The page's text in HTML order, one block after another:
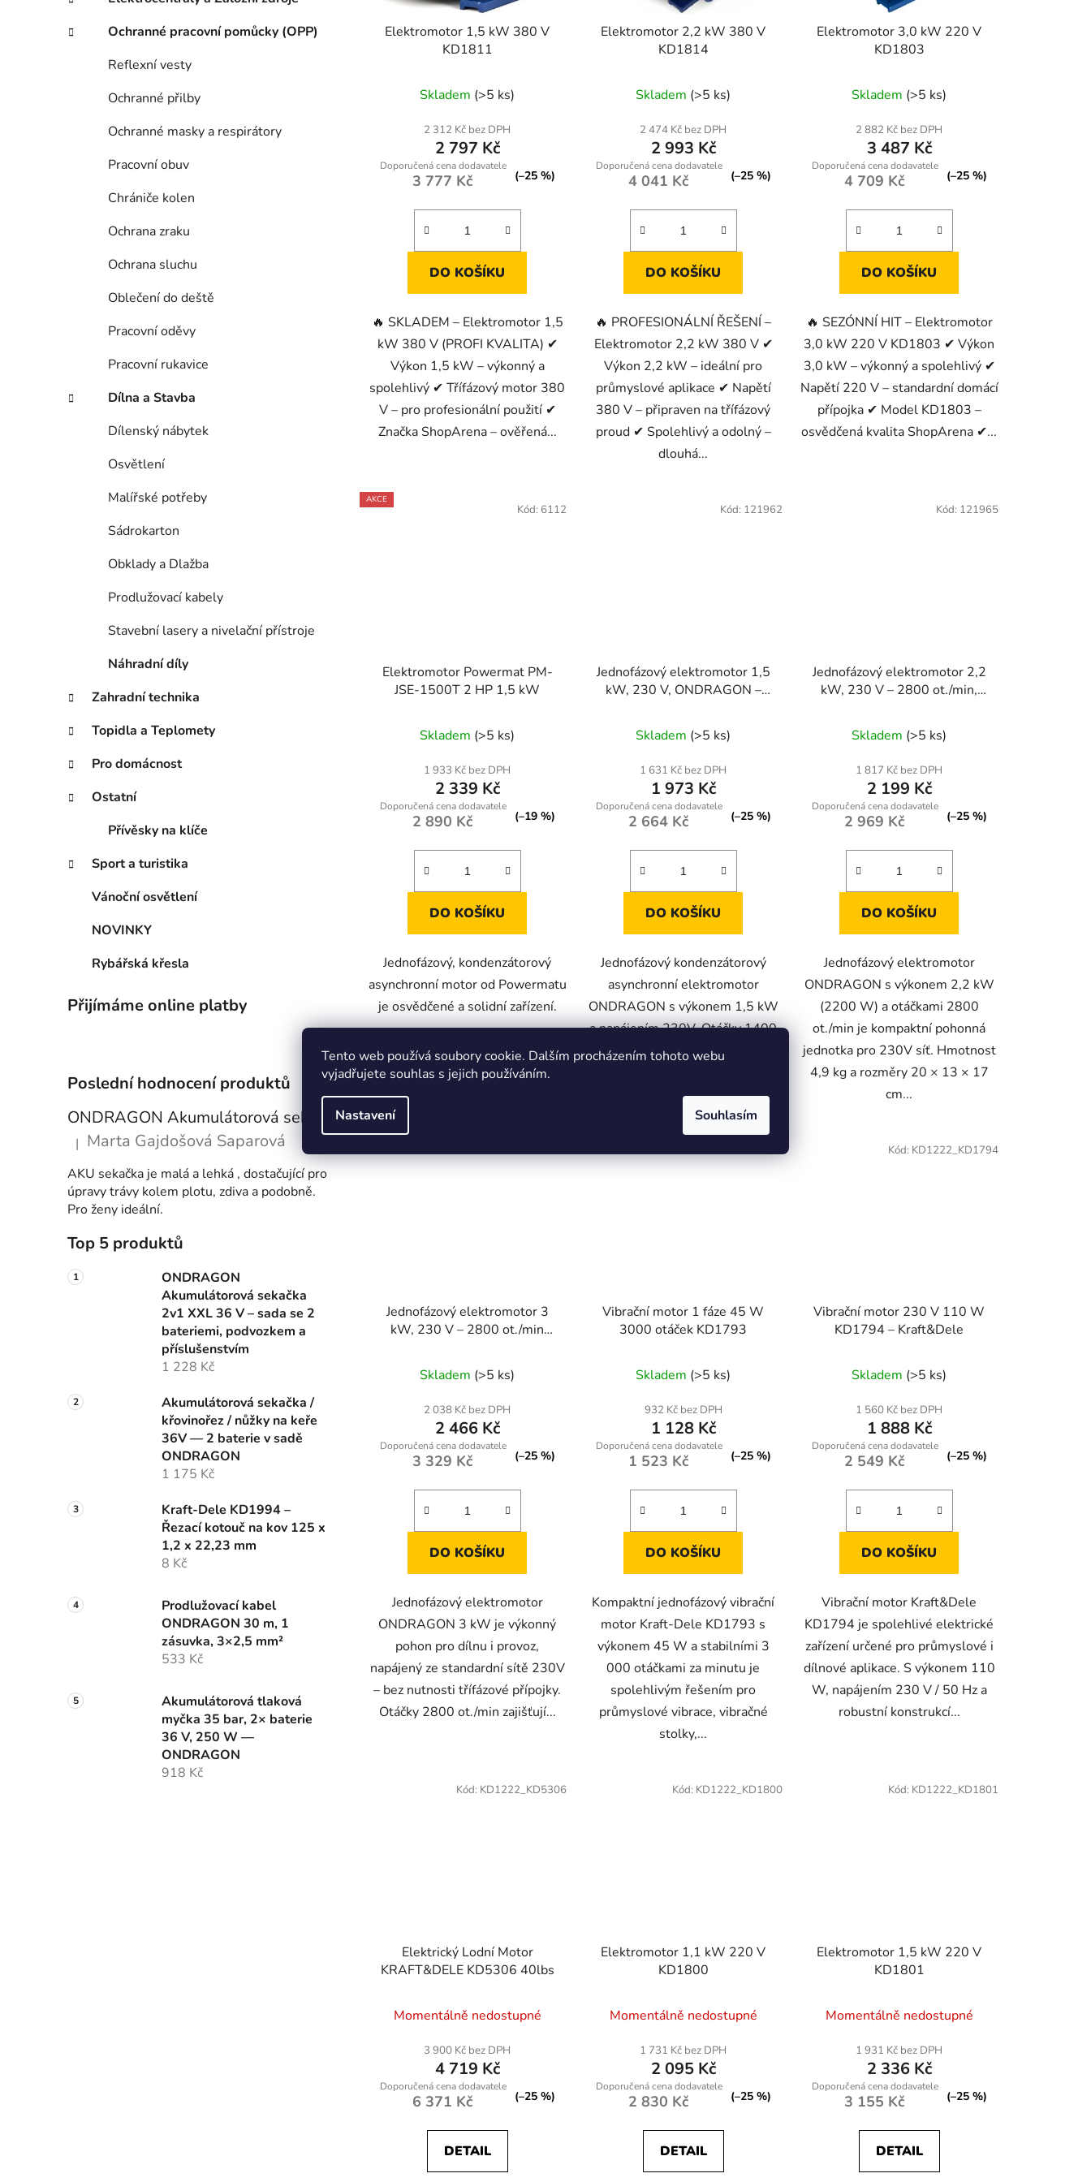
Tento web používá soubory cookie. Dalším procházením tohoto webu
vyjadřujete souhlas s jejich používáním.
Nastavení Souhlasím
Ochranné pracovní pomůcky (OPP)
Reflexní vesty
Ochranné přilby
Ochranné masky a respirátory
Pracovní obuv
Chrániče kolen
Ochrana zraku
Ochrana sluchu
Oblečení do deště
Pracovní oděvy
Pracovní rukavice
Dílna a Stavba
Dílenský nábytek
Osvětlení
Malířské potřeby
Sádrokarton
Obklady a Dlažba
Prodlužovací kabely
Stavební lasery a nivelační přístroje
Náhradní díly
Zahradní technika
Topidla a Teplomety
Pro domácnost
Ostatní
Přívěsky na klíče
Sport a turistika
Vánoční osvětlení
NOVINKY
Rybářská křesla
Přijímáme online platby
Poslední hodnocení produktů
Hodnocení produktu je 5 z 5 hvězdiček.
| Marta Gajdošová Saparová
AKU sekačka je malá a lehká , dostačující pro
úpravy trávy kolem plotu, zdiva a podobně.
Pro ženy ideální.
Top 5 produktů
ONDRAGON
Akumulátorová sekačka
2v1 XXL 36 V – sada se 2
bateriemi, podvozkem a
příslušenstvím
1 228 Kč
Akumulátorová sekačka /
křovinořez / nůžky na keře
36V — 2 baterie v sadě
ONDRAGON
1 175 Kč
Kraft-Dele KD1994 –
Řezací kotouč na kov 125 x
1,2 x 22,23 mm
8 Kč
Prodlužovací kabel
ONDRAGON 30 m, 1
zásuvka, 3×2,5 mm²
533 Kč
Akumulátorová tlaková
myčka 35 bar, 2× baterie
36 V, 250 W —
ONDRAGON
918 Kč
Elektromotor 1,5 kW 380 V
KD1811
Skladem (>5 ks)
2 312 Kč bez DPH
2 797 Kč
3 777 Kč (–25 %)
DO KOŠÍKU
🔥 SKLADEM – Elektromotor 1,5
kW 380 V (PROFI KVALITA) ✔
Výkon 1,5 kW – výkonný a
spolehlivý ✔ Třífázový motor 380
V – pro profesionální použití ✔
Značka ShopArena – ověřená...
Elektromotor 2,2 kW 380 V
KD1814
Skladem (>5 ks)
2 474 Kč bez DPH
2 993 Kč
4 041 Kč (–25 %)
DO KOŠÍKU
🔥 PROFESIONÁLNÍ ŘEŠENÍ –
Elektromotor 2,2 kW 380 V ✔
Výkon 2,2 kW – ideální pro
průmyslové aplikace ✔ Napětí
380 V – připraven na třífázový
proud ✔ Spolehlivý a odolný –
dlouhá...
Elektromotor 3,0 kW 220 V
KD1803
Skladem (>5 ks)
2 882 Kč bez DPH
3 487 Kč
4 709 Kč (–25 %)
DO KOŠÍKU
🔥 SEZÓNNÍ HIT – Elektromotor
3,0 kW 220 V KD1803 ✔ Výkon
3,0 kW – výkonný a spolehlivý ✔
Napětí 220 V – standardní domácí
přípojka ✔ Model KD1803 –
osvědčená kvalita ShopArena ✔...
AKCE
Elektromotor Powermat PM-
JSE-1500T 2 HP 1,5 kW
hodnocení
produktu
je
4,0
z
5
hvězdiček.
Skladem (>5 ks)
1 933 Kč bez DPH
2 339 Kč
2 890 Kč (–19 %)
DO KOŠÍKU
Jednofázový, kondenzátorový
asynchronní motor od Powermatu
je osvědčené a solidní zařízení.
Kód: 6112
Jednofázový elektromotor 1,5
kW, 230 V, ONDRAGON –
Skladem (>5 ks)
1 631 Kč bez DPH
1 973 Kč
2 664 Kč (–25 %)
DO KOŠÍKU
Jednofázový kondenzátorový
asynchronní elektromotor
ONDRAGON s výkonem 1,5 kW
a napájením 230V. Otáčky 1400
ot/min, stupeň krytí IP44 a třída
Kód: 121962
Jednofázový elektromotor 2,2
kW, 230 V – 2800 ot./min,
Skladem (>5 ks)
1 817 Kč bez DPH
2 199 Kč
2 969 Kč (–25 %)
DO KOŠÍKU
Jednofázový elektromotor
ONDRAGON s výkonem 2,2 kW
(2200 W) a otáčkami 2800
ot./min je kompaktní pohonná
jednotka pro 230V síť. Hmotnost
4,9 kg a rozměry 20 × 13 × 17
cm...
Kód: 121965
Jednofázový elektromotor 3
kW, 230 V – 2800 ot./min
Skladem (>5 ks)
2 038 Kč bez DPH
2 466 Kč
3 329 Kč (–25 %)
DO KOŠÍKU
Jednofázový elektromotor
ONDRAGON 3 kW je výkonný
pohon pro dílnu i provoz,
napájený ze standardní sítě 230V
– bez nutnosti třífázové přípojky.
Otáčky 2800 ot./min zajišťují...
Vibrační motor 1 fáze 45 W
3000 otáček KD1793
Skladem (>5 ks)
932 Kč bez DPH
1 128 Kč
1 523 Kč (–25 %)
DO KOŠÍKU
Kompaktní jednofázový vibrační
motor Kraft-Dele KD1793 s
výkonem 45 W a stabilními 3
000 otáčkami za minutu je
spolehlivým řešením pro
průmyslové vibrace, vibračné
stolky,...
Vibrační motor 230 V 110 W
KD1794 – Kraft&Dele
Skladem (>5 ks)
1 560 Kč bez DPH
1 888 Kč
2 549 Kč (–25 %)
DO KOŠÍKU
Vibrační motor Kraft&Dele
KD1794 je spolehlivé elektrické
zařízení určené pro průmyslové i
dílnové aplikace. S výkonem 110
W, napájením 230 V / 50 Hz a
robustní konstrukcí...
Kód: KD1222_KD1794
Elektrický Lodní Motor
KRAFT&DELE KD5306 40lbs
Momentálně nedostupné
3 900 Kč bez DPH
4 719 Kč
6 371 Kč (–25 %)
DETAIL
Kód: KD1222_KD5306
Elektromotor 1,1 kW 220 V
KD1800
Momentálně nedostupné
1 731 Kč bez DPH
2 095 Kč
2 830 Kč (–25 %)
DETAIL
Kód: KD1222_KD1800
Elektromotor 1,5 kW 220 V
KD1801
Momentálně nedostupné
1 931 Kč bez DPH
2 336 Kč
3 155 Kč (–25 %)
DETAIL
Kód: KD1222_KD1801